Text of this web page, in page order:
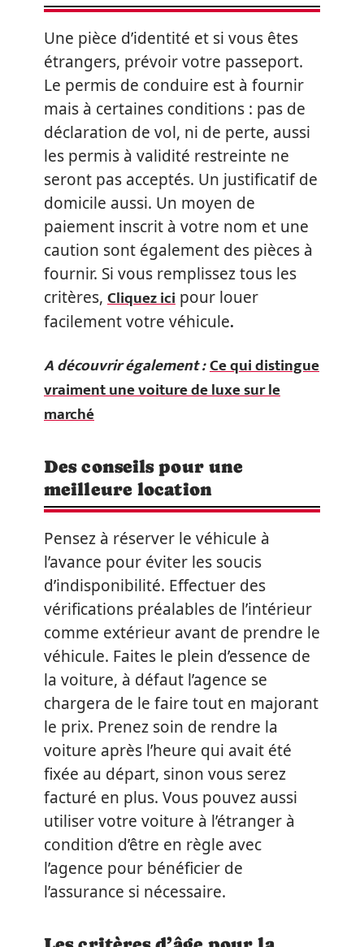
Une pièce d’identité et si vous êtes
étrangers, prévoir votre passeport.
Le permis de conduire est à fournir
mais à certaines conditions : pas de
déclaration de vol, ni de perte, aussi
les permis à validité restreinte ne
seront pas acceptés. Un justificatif de
domicile aussi. Un moyen de
paiement inscrit à votre nom et une
caution sont également des pièces à
fournir. Si vous remplissez tous les
critères, Cliquez ici pour louer
facilement votre véhicule.
A découvrir également :Ce qui distingue
vraiment une voiture de luxe sur le
marché
Des conseils pour une
meilleure location
Pensez à réserver le véhicule à
l’avance pour éviter les soucis
d’indisponibilité. Effectuer des
vérifications préalables de l’intérieur
comme extérieur avant de prendre le
véhicule. Faites le plein d’essence de
la voiture, à défaut l’agence se
chargera de le faire tout en majorant
le prix. Prenez soin de rendre la
voiture après l’heure qui avait été
fixée au départ, sinon vous serez
facturé en plus. Vous pouvez aussi
utiliser votre voiture à l’étranger à
condition d’être en règle avec
l’agence pour bénéficier de
l’assurance si nécessaire.